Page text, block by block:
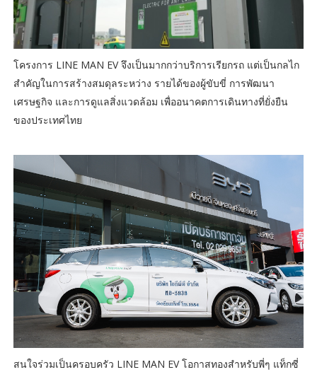
โครงการ LINE MAN EV จึงเป็นมากกว่าบริการเรียกรถ แต่เป็นกลไก
สำคัญในการสร้างสมดุลระหว่าง รายได้ของผู้ขับขี่ การพัฒนา
เศรษฐกิจ และการดูแลสิ่งแวดล้อม เพื่ออนาคตการเดินทางที่ยั่งยืน
ของประเทศไทย
สนใจร่วมเป็นครอบครัว LINE MAN EV โอกาสทองสำหรับพี่ๆ แท็กซี่